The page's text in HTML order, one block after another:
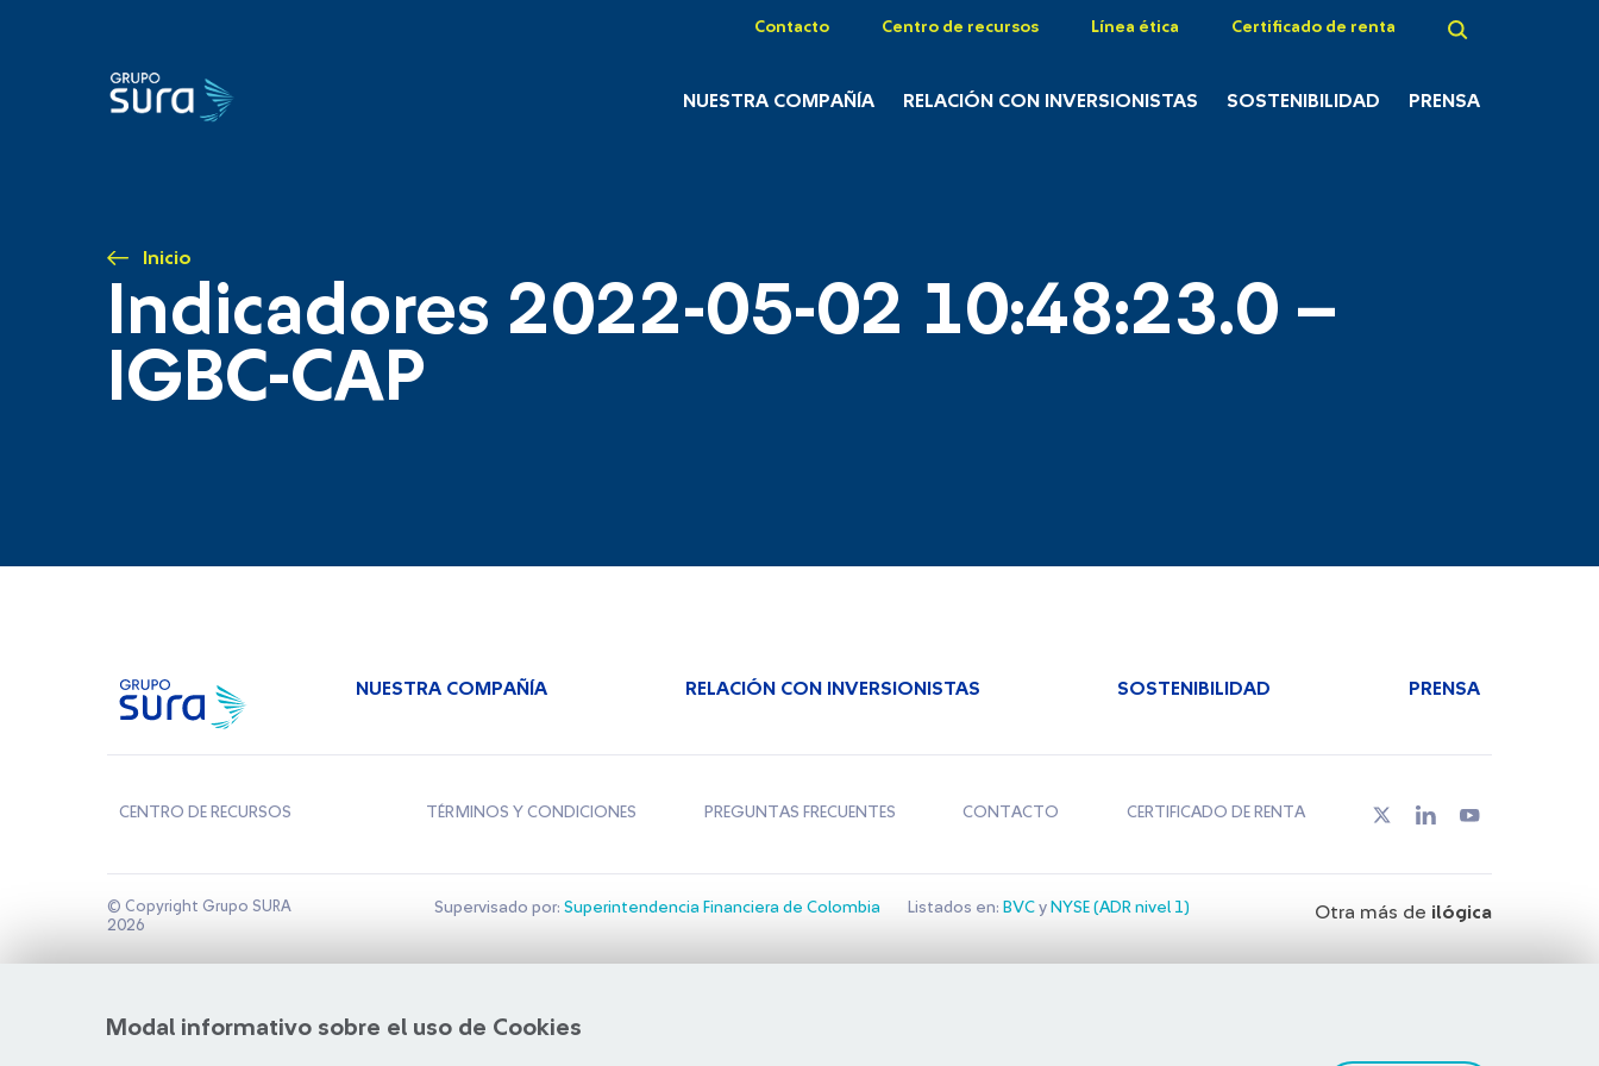
Contacto Centro de recursos Línea ética Certificado de renta
NUESTRA COMPAÑÍA RELACIÓN CON INVERSIONISTAS SOSTENIBILIDAD PRENSA
Inicio
Indicadores 2022-05-02 10:48:23.0 –
IGBC-CAP
Modal informativo sobre el uso de Cookies
NUESTRA COMPAÑÍA RELACIÓN CON INVERSIONISTAS SOSTENIBILIDAD PRENSA
CENTRO DE RECURSOS TÉRMINOS Y CONDICIONES PREGUNTAS FRECUENTES CONTACTO CERTIFICADO DE RENTA
© Copyright Grupo SURA
2026
Supervisado por: Superintendencia Financiera de Colombia Listados en: BVCy NYSE (ADR nivel 1) Otra más de ilógica